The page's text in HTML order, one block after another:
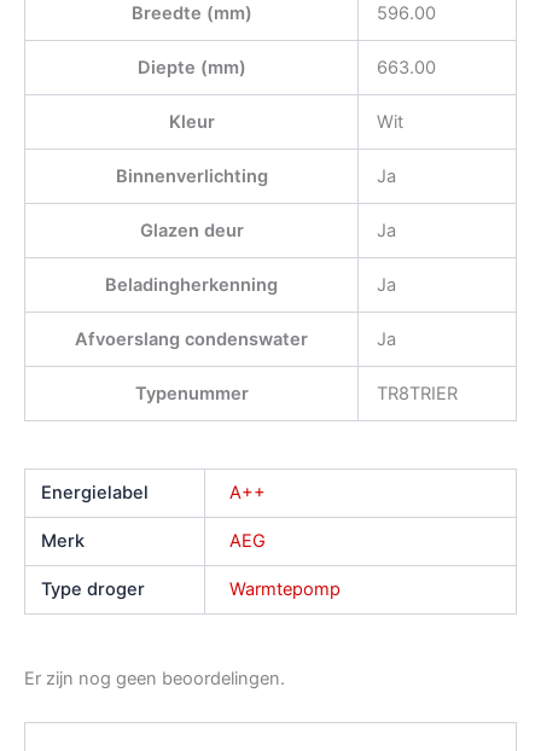
Breedte (mm) 596.00
Diepte (mm) 663.00
Kleur Wit
Binnenverlichting Ja
Glazen deur Ja
Beladingherkenning Ja
Afvoerslang condenswater Ja
Typenummer TR8TRIER
Energielabel A++
Merk AEG
Type droger Warmtepomp
Er zijn nog geen beoordelingen.